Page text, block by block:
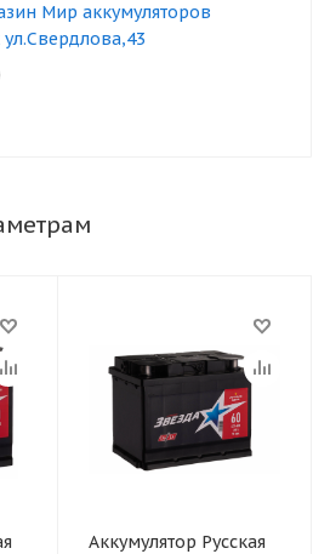
Мир аккумуляторов
Аккумулятор Русская